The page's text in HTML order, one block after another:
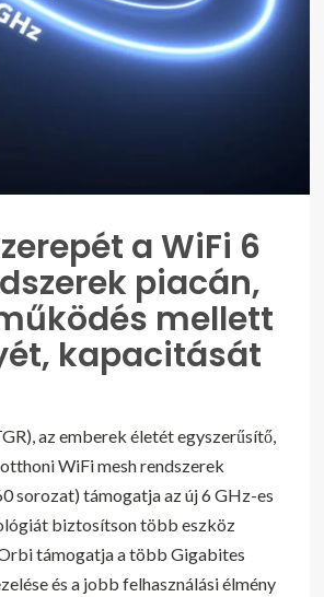
a WiFi 6
piacán,
mellett
kapacitását
az emberek életét egyszerűsítő,
WiFi mesh rendszerek
sorozat) támogatja az új 6 GHz-es
biztosítson több eszköz
támogatja a több Gigabites
és a jobb felhasználási élmény